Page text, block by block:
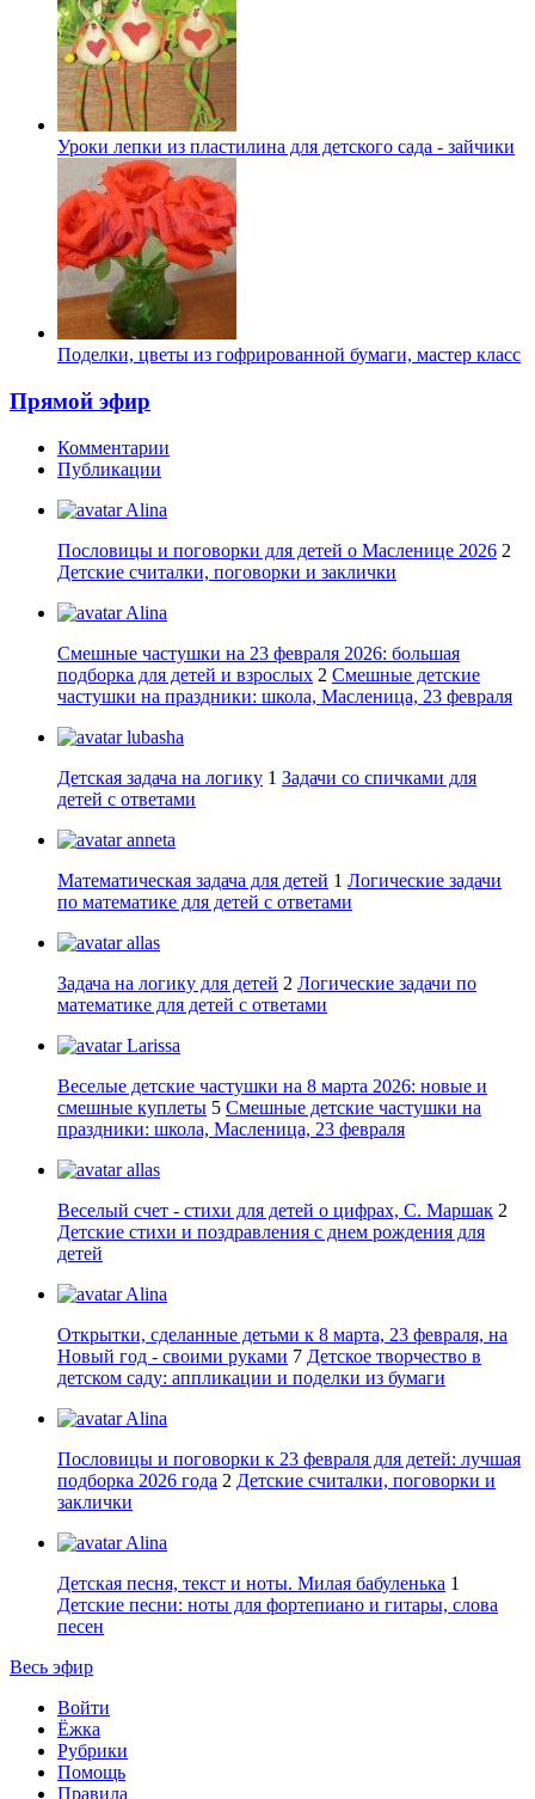
Уроки лепки из пластилина для детского сада - зайчики
Поделки, цветы из гофрированной бумаги, мастер класс
Прямой эфир
Комментарии
Публикации
Alina
Пословицы и поговорки для детей о Масленице 2026 2
Детские считалки, поговорки и заклички
Alina
Смешные частушки на 23 февраля 2026: большая
подборка для детей и взрослых 2 Смешные детские
частушки на праздники: школа, Масленица, 23 февраля
lubasha
Детская задача на логику 1 Задачи со спичками для
детей с ответами
anneta
Математическая задача для детей 1 Логические задачи
по математике для детей с ответами
allas
Задача на логику для детей 2 Логические задачи по
математике для детей с ответами
Larissa
Веселые детские частушки на 8 марта 2026: новые и
смешные куплеты 5 Смешные детские частушки на
праздники: школа, Масленица, 23 февраля
allas
Веселый счет - стихи для детей о цифрах, С. Маршак 2
Детские стихи и поздравления с днем рождения для
детей
Alina
Открытки, сделанные детьми к 8 марта, 23 февраля, на
Новый год - своими руками 7 Детское творчество в
детском саду: аппликации и поделки из бумаги
Alina
Пословицы и поговорки к 23 февраля для детей: лучшая
подборка 2026 года 2 Детские считалки, поговорки и
заклички
Alina
Детская песня, текст и ноты. Милая бабуленька 1
Детские песни: ноты для фортепиано и гитары, слова
песен
Весь эфир
Войти
Ёжка
Рубрики
Помощь
Правила